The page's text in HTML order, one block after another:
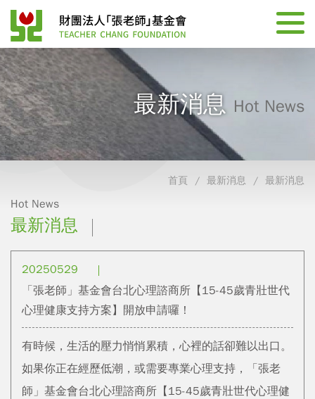
最新消息 Hot News
首頁 最新消息 最新消息
Hot News
最新消息
20250529
「張老師」基金會台北心理諮商所【15-45歲青壯世代
心理健康支持方案】開放申請囉！
有時候，生活的壓力悄悄累積，心裡的話卻難以出口。
如果你正在經歷低潮，或需要專業心理支持，「張老
師」基金會台北心理諮商所【15-45歲青壯世代心理健